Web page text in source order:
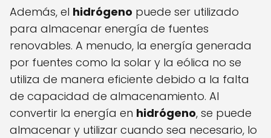
Además, el hidrógeno puede ser utilizado
para almacenar energía de fuentes
renovables. A menudo, la energía generada
por fuentes como la solar y la eólica no se
utiliza de manera eficiente debido a la falta
de capacidad de almacenamiento. Al
convertir la energía en hidrógeno, se puede
almacenar y utilizar cuando sea necesario, lo